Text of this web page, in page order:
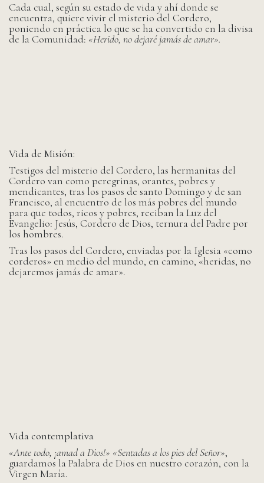
Cada cual, según su estado de vida y ahí donde se
encuentra, quiere vivir el misterio del Cordero,
poniendo en práctica lo que se ha convertido en la divisa
de la Comunidad: «Herido, no dejaré jamás de amar».
Vida de Misión:
Testigos del misterio del Cordero, las hermanitas del
Cordero van como peregrinas, orantes, pobres y
mendicantes, tras los pasos de santo Domingo y de san
Francisco, al encuentro de los más pobres del mundo
para que todos, ricos y pobres, reciban la Luz del
Evangelio: Jesús, Cordero de Dios, ternura del Padre por
los hombres.
Tras los pasos del Cordero, enviadas por la Iglesia «como
corderos» en medio del mundo, en camino, «heridas, no
dejaremos jamás de amar».
Vida contemplativa
«Ante todo, ¡amad a Dios!» «Sentadas a los pies del Señor»,
guardamos la Palabra de Dios en nuestro corazón, con la
Virgen María.